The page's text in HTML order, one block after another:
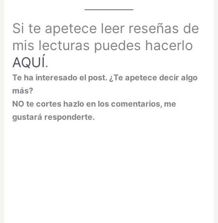
Si te apetece leer reseñas de
mis lecturas puedes hacerlo
AQUÍ.
Te ha interesado el post. ¿Te apetece decir algo
más?
NO te cortes hazlo en los comentarios, me
gustará responderte.